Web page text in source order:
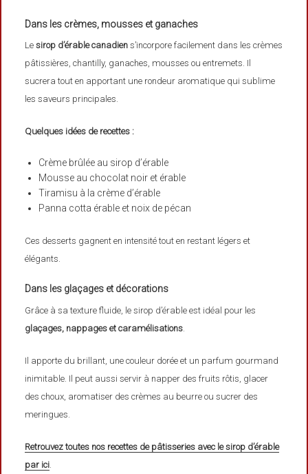
Dans les crèmes, mousses et ganaches
Lesirop d’érable canadien s’incorpore facilement dans les crèmes
pâtissières, chantilly, ganaches, mousses ou entremets. Il
sucrera tout en apportant une rondeur aromatique qui sublime
les saveurs principales.
Quelques idées de recettes :
Crème brûlée au sirop d’érable
Mousse au chocolat noir et érable
Tiramisu à la crème d’érable
Panna cotta érable et noix de pécan
Ces desserts gagnent en intensité tout en restant légers et
élégants.
Dans les glaçages et décorations
Grâce à sa texture fluide, le sirop d’érable est idéal pour les
glaçages, nappages et caramélisations
Il apporte du brillant, une couleur dorée et un parfum gourmand
inimitable. Il peut aussi servir à napper des fruits rôtis, glacer
des choux, aromatiser des crèmes au beurre ou sucrer des
meringues.
Retrouvez toutes nos recettes de pâtisseries avec le sirop d’érable
par ici